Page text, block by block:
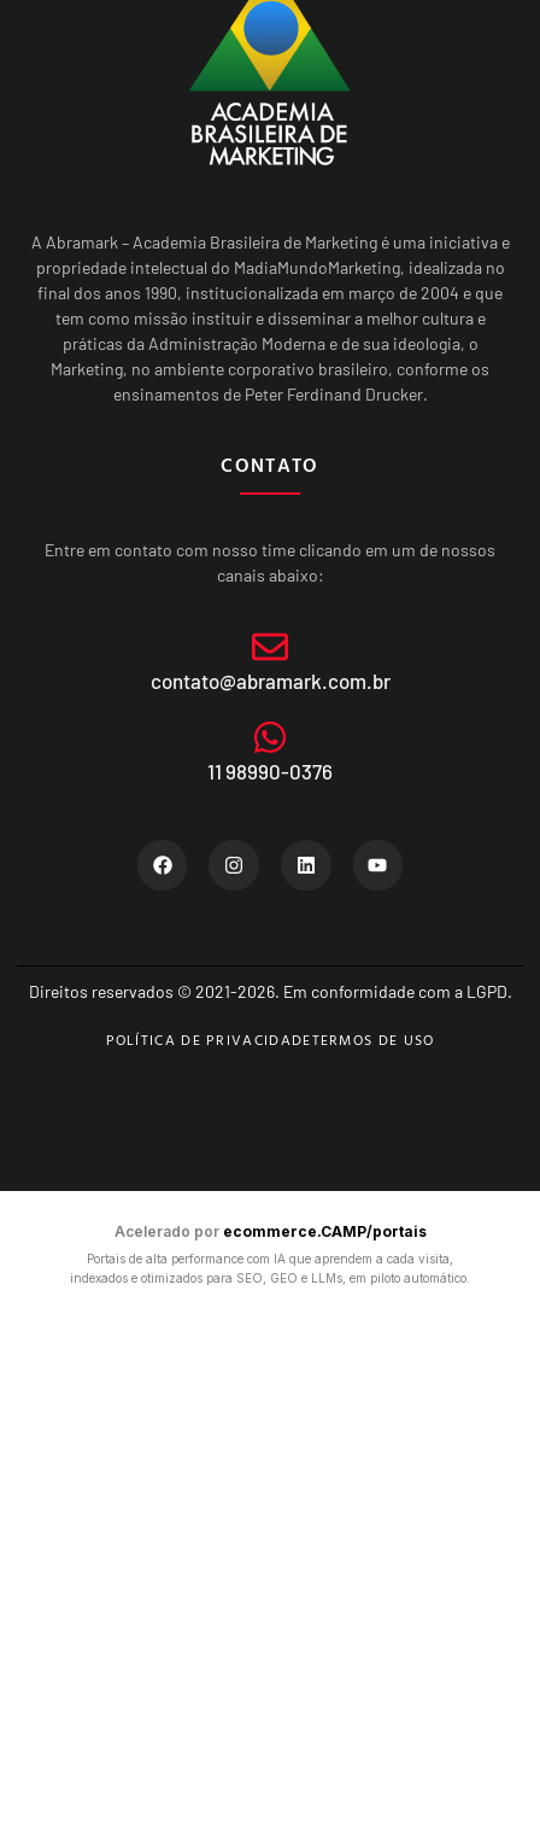
A Abramark – Academia Brasileira de Marketing é uma iniciativa e
propriedade intelectual do MadiaMundoMarketing, idealizada no
final dos anos 1990, institucionalizada em março de 2004 e que
tem como missão instituir e disseminar a melhor cultura e
práticas da Administração Moderna e de sua ideologia, o
Marketing, no ambiente corporativo brasileiro, conforme os
ensinamentos de Peter Ferdinand Drucker.
CONTATO
Entre em contato com nosso time clicando em um de nossos
canais abaixo:
contato@abramark.com.br
11 98990-0376
Direitos reservados © 2021-2026. Em conformidade com a LGPD.
POLÍTICA DE PRIVACIDADETERMOS DE USO
Acelerado por ecommerce.CAMP/portais
Portais de alta performance com IA que aprendem a cada visita,
indexados e otimizados para SEO, GEO e LLMs, em piloto automático.